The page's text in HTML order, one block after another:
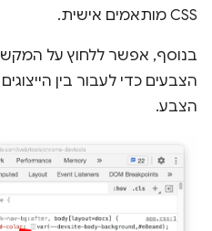
CSS מותאמים אישית.
בנוסף, אפשר ללחוץ על המקש
הצבע.